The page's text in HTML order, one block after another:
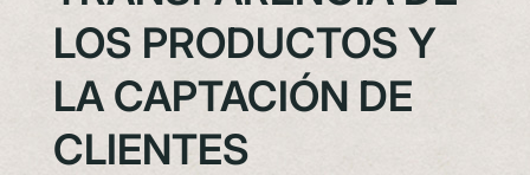
LOS PRODUCTOS Y
LA CAPTACIÓN DE
CLIENTES